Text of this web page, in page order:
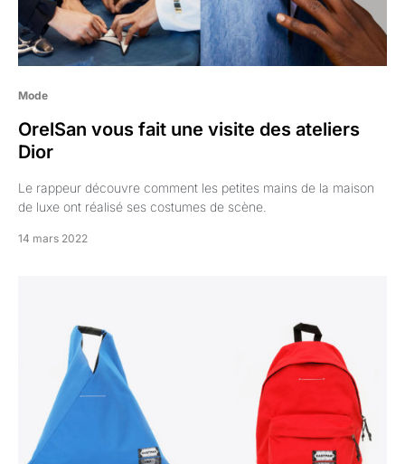
Mode
OrelSan vous fait une visite des ateliers
Dior
Le rappeur découvre comment les petites mains de la maison
de luxe ont réalisé ses costumes de scène.
14 mars 2022